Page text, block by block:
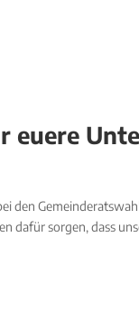
euere
den
dafür sorgen, dass